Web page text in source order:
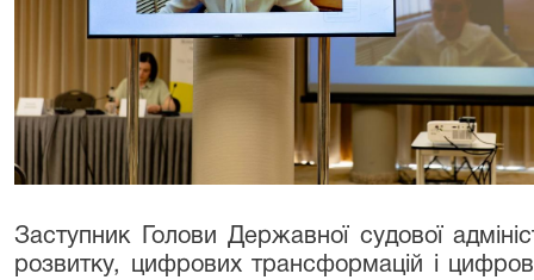
Заступник Голови Державної судової
розвитку, цифрових трансформацій і